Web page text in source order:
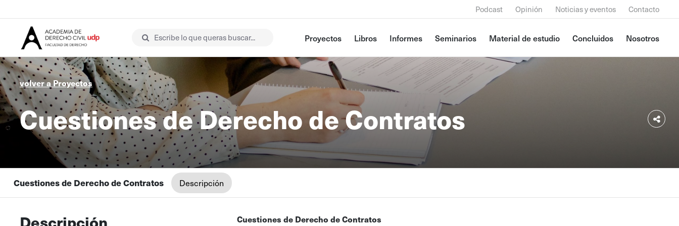
Podcast Opinión Noticias y eventos Contacto
Escribe lo que queras buscar... Proyectos Libros Informes Seminarios Material de estudio Concluidos Nosotros
volver a Proyectos
Cuestiones de Derecho de Contratos
Cuestiones de Derecho de Contratos Descripción
Cuestiones de Derecho de Contratos